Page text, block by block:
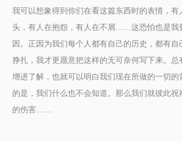
我可以想象得到你们在看这篇东西时的表情，有
头，有人在抱怨，有人在不屑……这恐怕也是我
因。正因为我们每个人都有自己的历史，都有
挣扎，我才更愿意把这样的无可奈何写下来。总
增进了解，也就可以明白我们现在所做的一切
的是，我们什么也不会知道。那么我们就彼此
的伤害……